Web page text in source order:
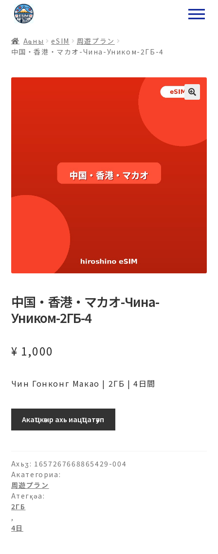
ナ
ビ
ー
シ
コ
ン
ン
ツ
Аҩны еSIM
周遊プラン
中国・香港・マカオ-Чина-Уником-2ГБ-4
中国・香港・マカオ-Чина-
Уником-2ГБ-4
¥ 1,000
Чин Гонконг Макао | 2ГБ | 4日間
Акаҵкәыр ахь иацҵатәуп
Ахьӡ: 1657267668865429-004
Акатегориа:
周遊プラン
Атегқәа:
2ГБ
,
4日